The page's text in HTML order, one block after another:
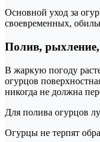
Основной уход за
своевременных,
Полив,
В жаркую погоду
огурцов
никогда не должна
Для полива огурцов
Огурцы не терпят